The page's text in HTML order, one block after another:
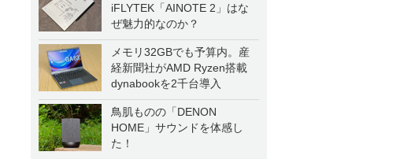
iFLYTEK「AINOTE 2」はな
ぜ魅力的なのか？
メモリ32GBでも予算内。産
経新聞社がAMD Ryzen搭載
dynabookを2千台導入
鳥肌ものの「DENON
HOME」サウンドを体感し
た！